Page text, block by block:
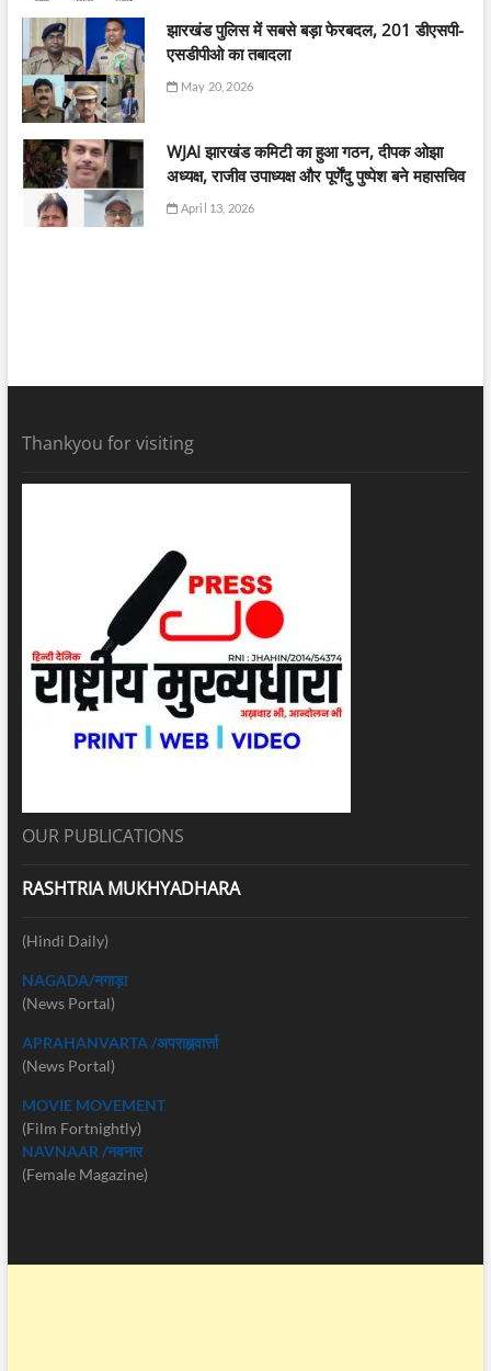
झारखंड पुलिस में सबसे बड़ा फेरबदल, 201 डीएसपी-
एसडीपीओ का तबादला
May 20, 2026
WJAI झारखंड कमिटी का हुआ गठन, दीपक ओझा
अध्यक्ष, राजीव उपाध्यक्ष और पूर्णेंदु पुष्पेश बने महासचिव
April 13, 2026
Thankyou for visiting
OUR PUBLICATIONS
RASHTRIA MUKHYADHARA
(Hindi Daily)
NAGADA/नगाड़ा
(News Portal)
APRAHANVARTA /अपराह्नवार्त्ता
(News Portal)
MOVIE MOVEMENT
(Film Fortnightly)
NAVNAAR /नवनार
(Female Magazine)